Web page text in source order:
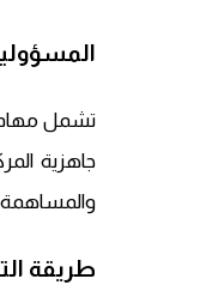
تشمل مهام
جاهزية
والمساهمة
طريقة